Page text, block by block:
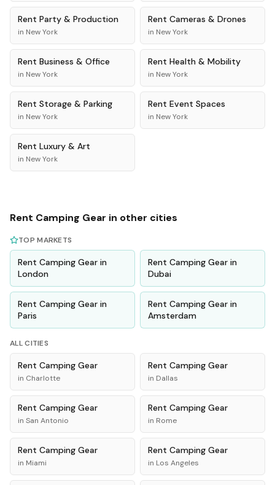
Rent Party & Production
in New York
Rent Cameras & Drones
in New York
Rent Business & Office
in New York
Rent Health & Mobility
in New York
Rent Storage & Parking
in New York
Rent Event Spaces
in New York
Rent Luxury & Art
in New York
Rent Camping Gear in other cities
TOP MARKETS
Rent Camping Gear in
London
Rent Camping Gear in
Dubai
Rent Camping Gear in
Paris
Rent Camping Gear in
Amsterdam
ALL CITIES
Rent Camping Gear
in Charlotte
Rent Camping Gear
in Dallas
Rent Camping Gear
in San Antonio
Rent Camping Gear
in Rome
Rent Camping Gear
in Miami
Rent Camping Gear
in Los Angeles